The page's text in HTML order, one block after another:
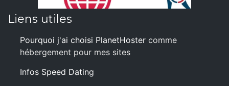
Liens utiles
Pourquoi j'ai choisi PlanetHoster comme
hébergement pour mes sites
Infos Speed Dating